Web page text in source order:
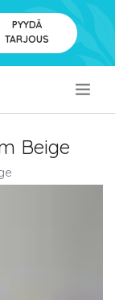
PYYDÄ
TARJOUS
Beige